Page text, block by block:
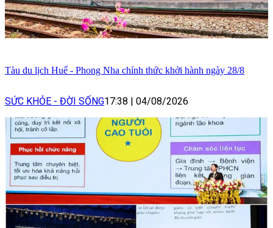
Tàu du lịch Huế - Phong Nha chính thức khởi hành ngày 28/8
SỨC KHỎE - ĐỜI SỐNG17:38 | 04/08/2026